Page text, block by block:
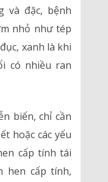
và đặc, bệnh
nhỏ như tép
xanh là khi
có nhiều ran
biến, chỉ cần
hoặc các yếu
cấp tính tái
hen cấp tính,